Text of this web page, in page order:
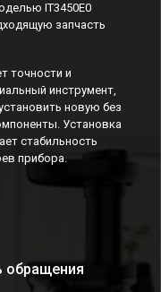
IT3450E0
запчасть
точности и
инструмент,
новую без
Установка
стабильность
прибора.
обращения